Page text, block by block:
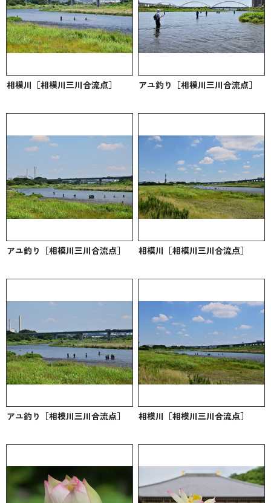
相模川［相模川三川合流点］ アユ釣り［相模川三川合流点］
アユ釣り［相模川三川合流点］ 相模川［相模川三川合流点］
アユ釣り［相模川三川合流点］ 相模川［相模川三川合流点］